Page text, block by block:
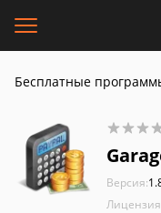
Бесплатные
Версия: